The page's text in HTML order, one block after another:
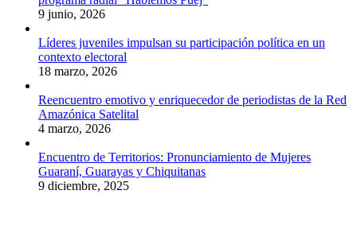
9 junio, 2026
Líderes juveniles impulsan su participación política en un
contexto electoral
18 marzo, 2026
Reencuentro emotivo y enriquecedor de periodistas de la Red
Amazónica Satelital
4 marzo, 2026
Encuentro de Territorios: Pronunciamiento de Mujeres
Guaraní, Guarayas y Chiquitanas
9 diciembre, 2025